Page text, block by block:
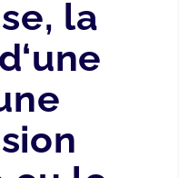
la